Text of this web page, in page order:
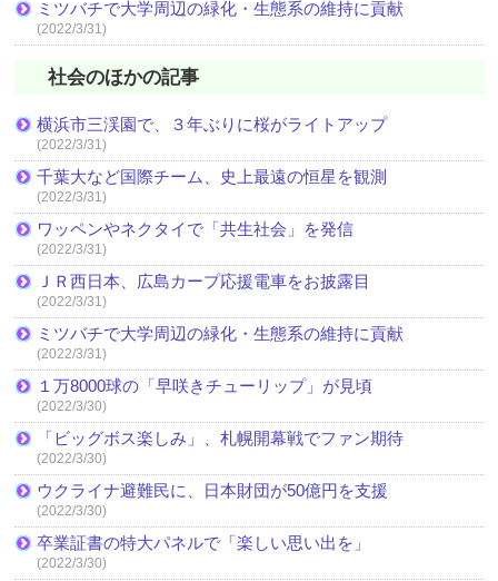
ミツバチで大学周辺の緑化・生態系の維持に貢献
(2022/3/31)
社会のほかの記事
横浜市三渓園で、３年ぶりに桜がライトアップ
(2022/3/31)
千葉大など国際チーム、史上最遠の恒星を観測
(2022/3/31)
ワッペンやネクタイで「共生社会」を発信
(2022/3/31)
ＪＲ西日本、広島カープ応援電車をお披露目
(2022/3/31)
ミツバチで大学周辺の緑化・生態系の維持に貢献
(2022/3/31)
１万8000球の「早咲きチューリップ」が見頃
(2022/3/30)
「ビッグボス楽しみ」、札幌開幕戦でファン期待
(2022/3/30)
ウクライナ避難民に、日本財団が50億円を支援
(2022/3/30)
卒業証書の特大パネルで「楽しい思い出を」
(2022/3/30)